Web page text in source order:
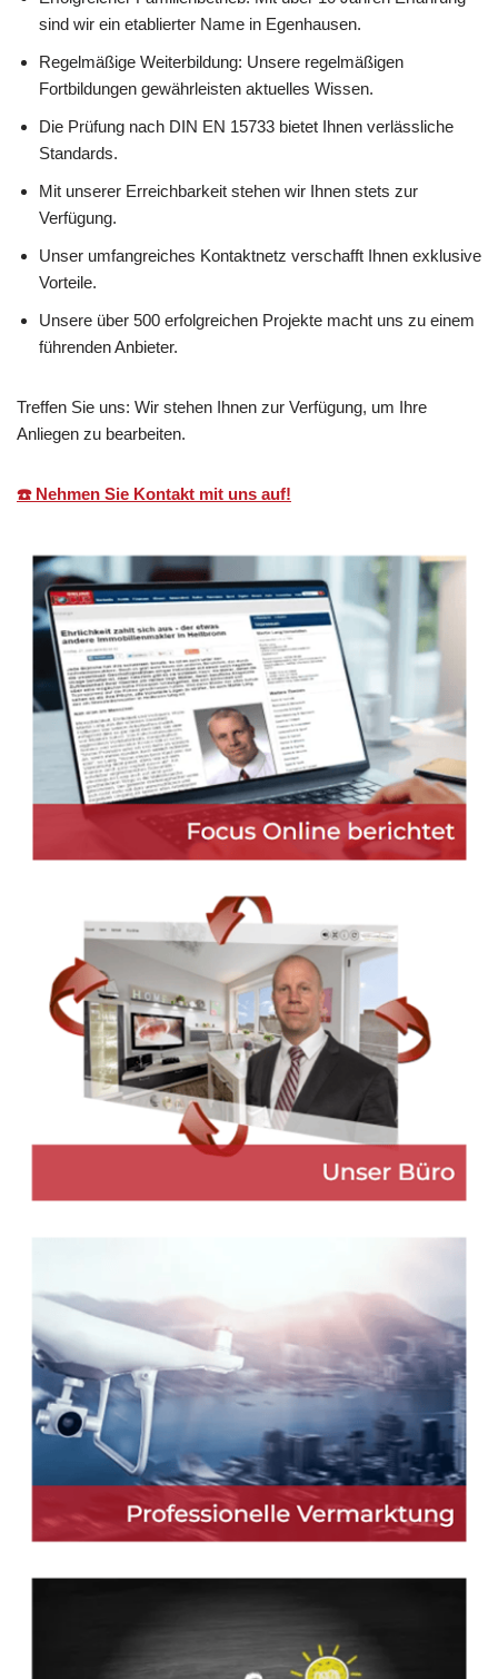
sind wir ein etablierter Name in Egenhausen.
Regelmäßige Weiterbildung: Unsere regelmäßigen
Fortbildungen gewährleisten aktuelles Wissen.
Die Prüfung nach DIN EN 15733 bietet Ihnen verlässliche
Standards.
Mit unserer Erreichbarkeit stehen wir Ihnen stets zur
Verfügung.
Unser umfangreiches Kontaktnetz verschafft Ihnen exklusive
Vorteile.
Unsere über 500 erfolgreichen Projekte macht uns zu einem
führenden Anbieter.
Treffen Sie uns: Wir stehen Ihnen zur Verfügung, um Ihre
Anliegen zu bearbeiten.
☎️ Nehmen Sie Kontakt mit uns auf!